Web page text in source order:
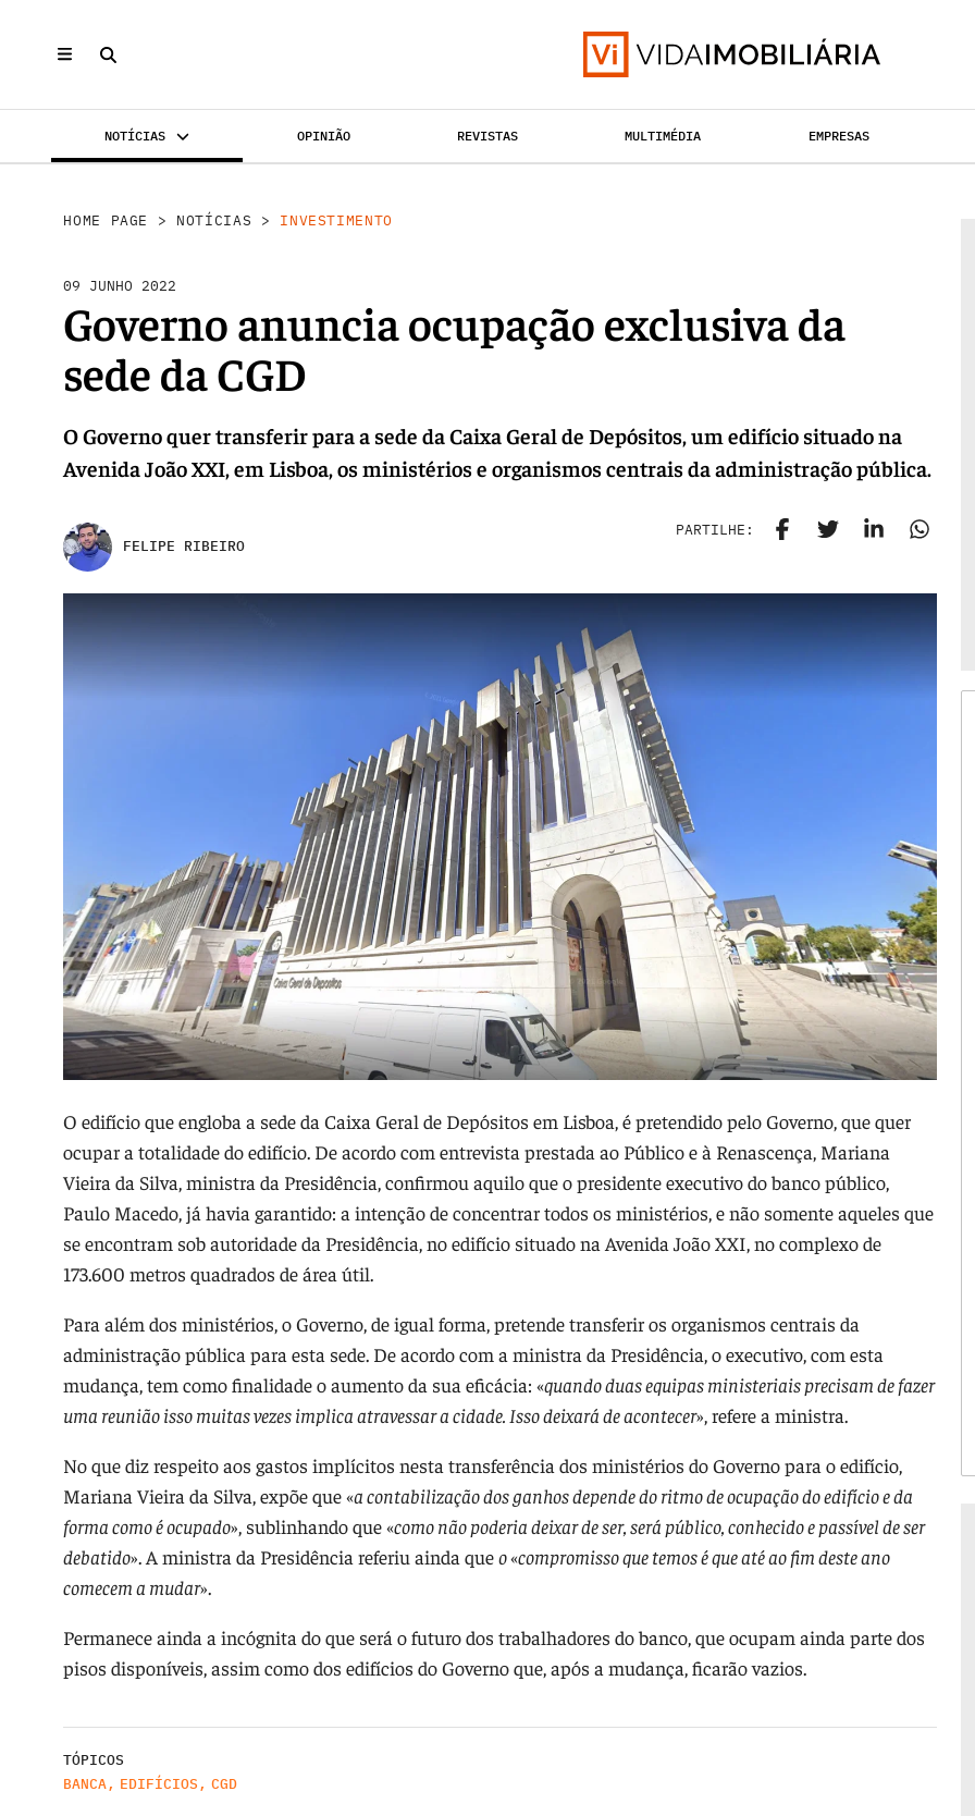
NOTÍCIAS OPINIÃO REVISTAS MULTIMÉDIA EMPRESAS
HOME PAGE > NOTÍCIAS > INVESTIMENTO
09 JUNHO 2022
Governo anuncia ocupação exclusiva da
sede da CGD
O Governo quer transferir para a sede da Caixa Geral de Depósitos, um edifício situado na
Avenida João XXI, em Lisboa, os ministérios e organismos centrais da administração pública.
FELIPE RIBEIRO
PARTILHE:
O edifício que engloba a sede da Caixa Geral de Depósitos em Lisboa, é pretendido pelo Governo, que quer
ocupar a totalidade do edifício. De acordo com entrevista prestada ao Público e à Renascença, Mariana
Vieira da Silva, ministra da Presidência, confirmou aquilo que o presidente executivo do banco público,
Paulo Macedo, já havia garantido: a intenção de concentrar todos os ministérios, e não somente aqueles que
se encontram sob autoridade da Presidência, no edifício situado na Avenida João XXI, no complexo de
173.600 metros quadrados de área útil.
Para além dos ministérios, o Governo, de igual forma, pretende transferir os organismos centrais da
administração pública para esta sede. De acordo com a ministra da Presidência, o executivo, com esta
mudança, tem como finalidade o aumento da sua eficácia: «quando duas equipas ministeriais precisam de fazer
uma reunião isso muitas vezes implica atravessar a cidade. Isso deixará de acontecer», refere a ministra.
No que diz respeito aos gastos implícitos nesta transferência dos ministérios do Governo para o edifício,
Mariana Vieira da Silva, expõe que «a contabilização dos ganhos depende do ritmo de ocupação do edifício e da
forma como é ocupado», sublinhando que «como não poderia deixar de ser, será público, conhecido e passível de ser
debatido». A ministra da Presidência referiu ainda queo«compromisso que temos é que até ao fim deste ano
comecem a mudar».
Permanece ainda a incógnita do que será o futuro dos trabalhadores do banco, que ocupam ainda parte dos
pisos disponíveis, assim como dos edifícios do Governo que, após a mudança, ficarão vazios.
TÓPICOS
BANCA, EDIFÍCIOS , CGD